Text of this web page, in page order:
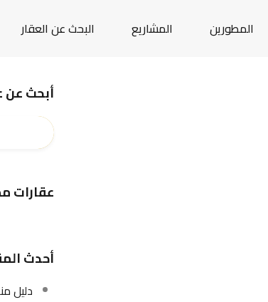
المطورين المشاريع البحث عن العقار
أبحث عن
عقارات
أحدث
دليل